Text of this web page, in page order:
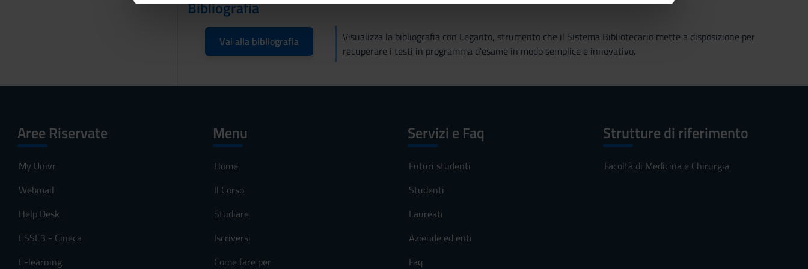
di analisi dei dati web, pubblicità e social media, i quali potrebbero combinarle con altre informazioni che hai fornito loro o
che hanno raccolto dal tuo utilizzo dei loro servizi.
n
Bibliografia
Vai alla bibliografia
Visualizza la bibliografia con Leganto, strumento che il Sistema Bibliotecario mette a disposizione per
recuperare i testi in programma d'esame in modo semplice e innovativo.
Aree Riservate
My Univr
Webmail
Help Desk
ESSE3 - Cineca
E-learning
Menu
Home
Il Corso
Studiare
Iscriversi
Come fare per
Servizi e Faq
Futuri studenti
Studenti
Laureati
Aziende ed enti
Faq
Strutture di riferimento
Facoltà di Medicina e Chirurgia